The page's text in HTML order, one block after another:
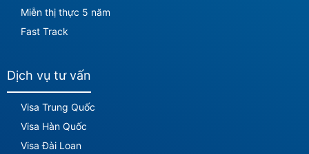
Miễn thị thực 5 năm
Fast Track
Dịch vụ tư vấn
Visa Trung Quốc
Visa Hàn Quốc
Visa Đài Loan